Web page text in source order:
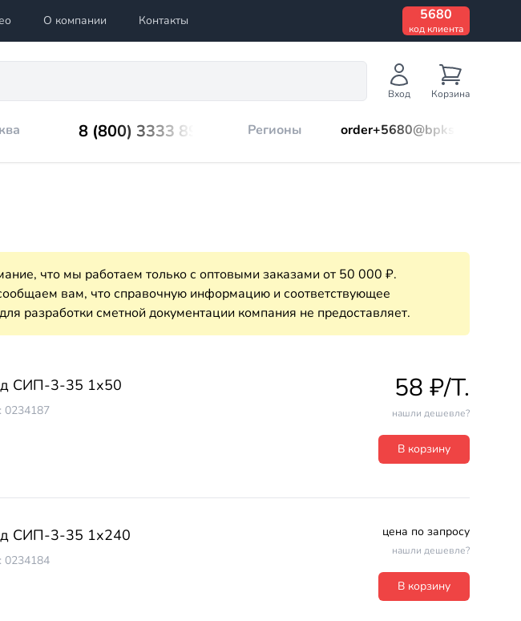
О компании Контакты 5680
код клиента
Вход Корзина
8 (800) 3333 899 Регионы order+5680@bpks.ru
что мы работаем только с оптовыми заказами от 50 000 ₽.
вам, что справочную информацию и соответствующее
разработки сметной документации компания не предоставляет.
СИП-3-35 1х50
0234187
58 ₽/T.
нашли дешевле?
В корзину
СИП-3-35 1х240
0234184
цена по запросу
нашли дешевле?
В корзину